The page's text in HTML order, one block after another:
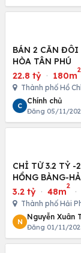
BÁN 2 CĂN ĐÔI
HÒA TÂN PHÚ
22.8 tỷ · 180m
2
Thành phố Hồ
C
Chính chủ
Đăng 05/11/
CHỈ TỪ 3.2 TỶ -
HỒNG BÀNG-
3.2 tỷ · 48m
2
·
Thành phố Hải
N
Nguyễn Xuân
Đăng 01/11/